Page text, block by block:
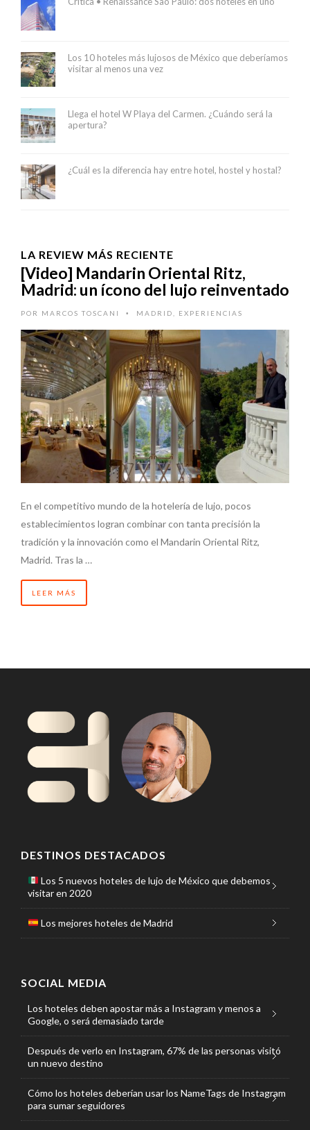
Los 10 hoteles más lujosos de México que deberíamos
visitar al menos una vez
Llega el hotel W Playa del Carmen. ¿Cuándo será la
apertura?
¿Cuál es la diferencia hay entre hotel, hostel y hostal?
LA REVIEW MÁS RECIENTE
[Video] Mandarin Oriental Ritz,
Madrid: un ícono del lujo reinventado
POR MARCOS TOSCANI • MADRID EXPERIENCIAS
En el competitivo mundo de la hotelería de lujo, pocos
establecimientos logran combinar con tanta precisión la
tradición y la innovación como el Mandarin Oriental Ritz,
Madrid. Tras la …
LEER MÁS
DESTINOS DESTACADOS
Los 5 nuevos hoteles de lujo de México que debemos
visitar en 2020
Los mejores hoteles de Madrid
SOCIAL MEDIA
Los hoteles deben apostar más a Instagram y menos a
Google, o será demasiado tarde
Después de verlo en Instagram, 67% de las personas visitó
un nuevo destino
Cómo los hoteles deberían usar los NameTags de Instagram
para sumar seguidores